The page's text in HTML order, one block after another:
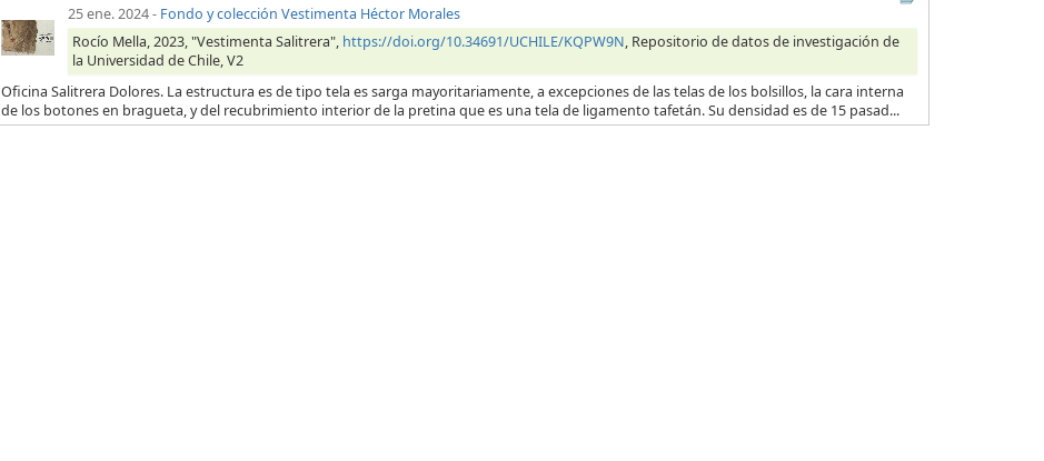
25 ene. 2024- Fondo y colección Vestimenta Héctor Morales
Rocío Mella, 2023, "Vestimenta Salitrera", https://doi.org/10.34691/UCHILE/KQPW9N, Repositorio de datos de investigación de
la Universidad de Chile, V2
Oficina Salitrera Dolores. La estructura es de tipo tela es sarga mayoritariamente, a excepciones de las telas de los bolsillos, la cara interna
de los botones en bragueta, y del recubrimiento interior de la pretina que es una tela de ligamento tafetán. Su densidad es de 15 pasad...